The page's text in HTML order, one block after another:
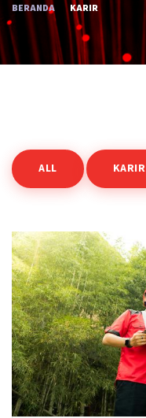
BERANDA KARIR
ALL KARIR